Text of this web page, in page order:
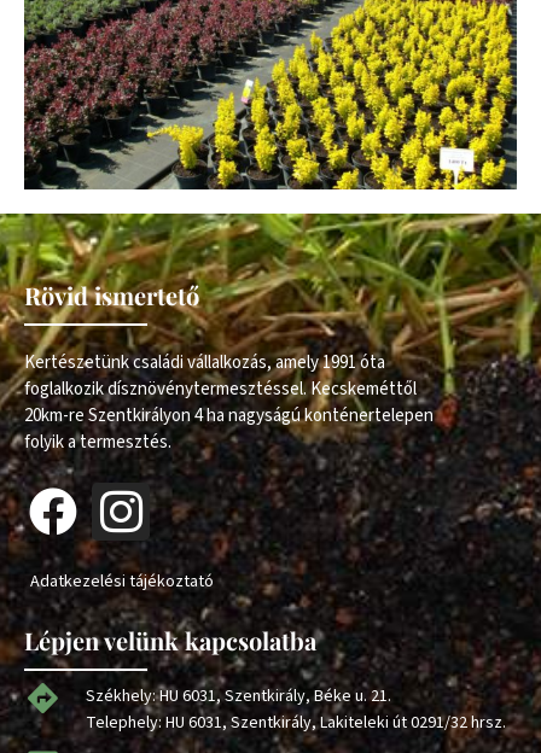
Rövid ismertető
Kertészetünk családi vállalkozás, amely 1991 óta
foglalkozik dísznövénytermesztéssel. Kecskeméttől
20km-re Szentkirályon 4 ha nagyságú konténertelepen
folyik a termesztés.
Adatkezelési tájékoztató
Lépjen velünk kapcsolatba
Székhely: HU 6031, Szentkirály, Béke u. 21.
Telephely: HU 6031, Szentkirály, Lakiteleki út 0291/32 hrsz.